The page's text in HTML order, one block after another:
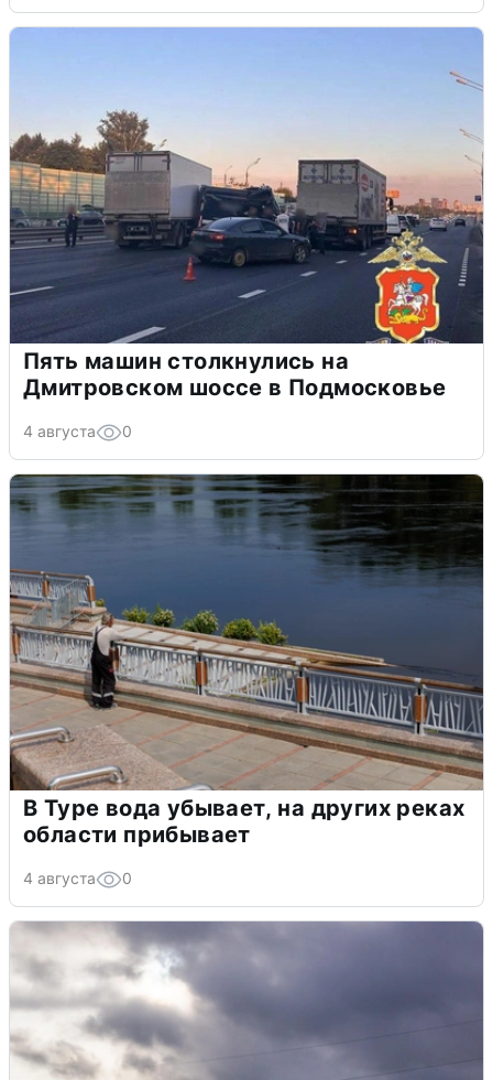
Пять машин столкнулись на
Дмитровском шоссе в Подмосковье
4 августа 0
В Туре вода убывает, на других реках
области прибывает
4 августа 0